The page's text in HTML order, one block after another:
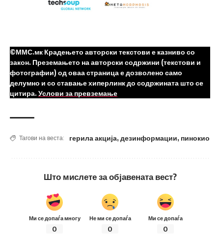
©ММС.мк Крадењето авторски текстови е казниво со
закон. Преземањето на авторски содржини (текстови и
фотографии) од оваа страница е дозволено само
делумно и со ставање хиперлинк до содржината што се
цитира. Услови за превземање
Тагови на веста: герила акција, дезинформации, пинокио
Што мислете за објавената вест?
Ми се допаѓа многу
0
Не ми се допаѓа
0
Ми се допаѓа
0